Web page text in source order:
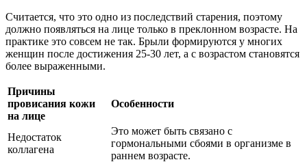
Считается, что это одно из последствий старения, поэтому
должно появляться на лице только в преклонном возрасте. На
практике это совсем не так. Брыли формируются у многих
женщин после достижения 25-30 лет, а с возрастом становятся
более выраженными.
Причины
провисания кожи
на лице
Особенности
Недостаток
коллагена
Это может быть связано с
гормональными сбоями в организме в
раннем возрасте.